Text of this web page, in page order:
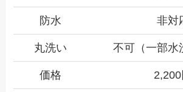
防水 非対
丸洗い 不可（一部水
価格 2,200